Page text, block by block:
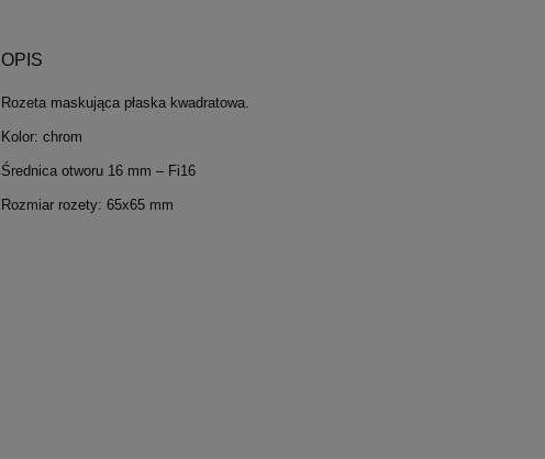
OPIS
Rozeta maskująca płaska kwadratowa.
Kolor: chrom
Średnica otworu 16 mm – Fi16
Rozmiar rozety: 65x65 mm